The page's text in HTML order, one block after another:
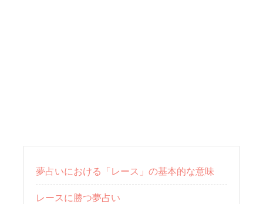
夢占いにおける「レース」の基本的な意味
レースに勝つ夢占い